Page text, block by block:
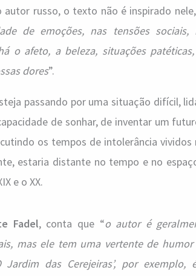
autor russo, o texto não é inspirado
de emoções, nas tensões
o afeto, a beleza, situações
dores”.
passando por uma situação difícil,
de sonhar, de inventar um
os tempos de intolerância
estaria distante no tempo e no
e o XX.
Fadel, conta que “o autor é
mas ele tem uma vertente de
Jardim das Cerejeiras’, por